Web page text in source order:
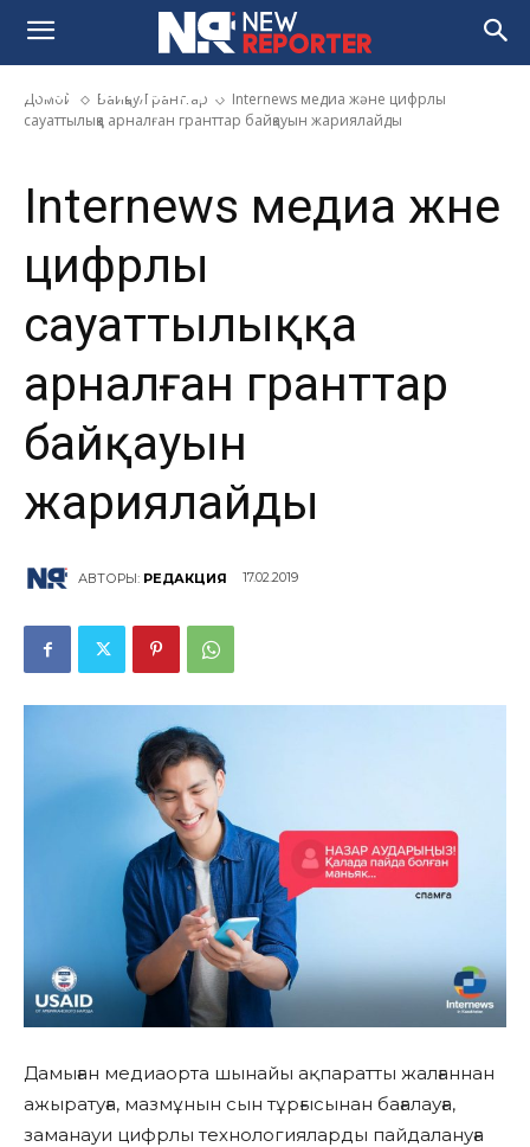
Домой Байқау/Гранттар
Internews медиа және цифрлы
сауаттылыққа арналған гранттар байқауын жариялайды
сауаттылыққа арналған
гранттар байқауын
жариялайды
Internews медиа және
цифрлы
сауаттылыққа
арналған гранттар
байқауын
жариялайды
АВТОРЫ: РЕДАКЦИЯ 17.02.2019
Дамыған медиаорта шынайы ақпаратты жалғаннан
ажыратуға, мазмұнын сын тұрғысынан бағалауға,
заманауи цифрлы технологияларды пайдалануға